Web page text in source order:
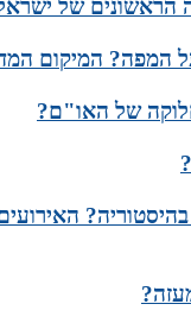
הראשונים של
המפה? המיקום
של האו"ם?
מה קרה בשנת 2024 בהיסטוריה?